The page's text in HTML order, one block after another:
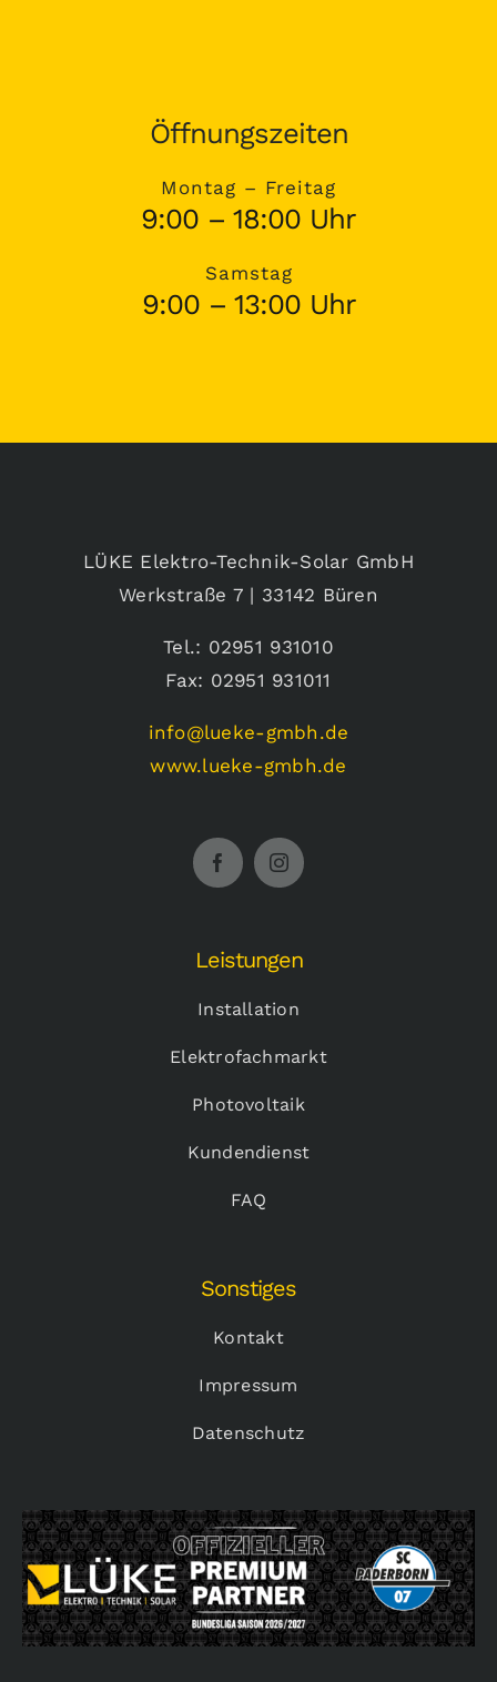
Öffnungszeiten
Montag – Freitag
9:00 – 18:00 Uhr
Samstag
9:00 – 13:00 Uhr
LÜKE Elektro-Technik-Solar GmbH
Werkstraße 7 | 33142 Büren
Tel.: 02951 931010
Fax: 02951 931011
info@lueke-gmbh.de
www.lueke-gmbh.de
Leistungen
Installation
Elektrofachmarkt
Photovoltaik
Kundendienst
FAQ
Sonstiges
Kontakt
Impressum
Datenschutz